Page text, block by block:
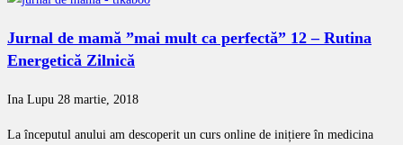
Jurnal de mamă ”mai mult ca perfectă” 12 – Rutina
Energetică Zilnică
Ina Lupu 28 martie, 2018
La începutul anului am descoperit un curs online de inițiere în medicina